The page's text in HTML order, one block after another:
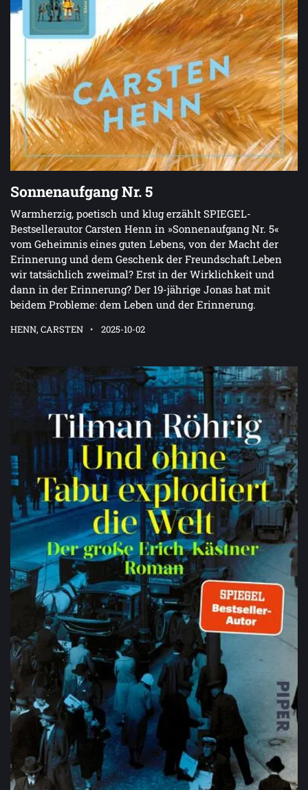
Sonnenaufgang Nr. 5
Warmherzig, poetisch und klug erzählt SPIEGEL-
Bestsellerautor Carsten Henn in »Sonnenaufgang Nr. 5«
vom Geheimnis eines guten Lebens, von der Macht der
Erinnerung und dem Geschenk der Freundschaft.Leben
wir tatsächlich zweimal? Erst in der Wirklichkeit und
dann in der Erinnerung? Der 19-jährige Jonas hat mit
beidem Probleme: dem Leben und der Erinnerung.
HENN, CARSTEN 2025-10-02